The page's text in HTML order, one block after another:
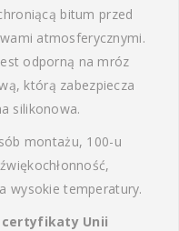
bitum przed
atmosferycznymi.
odporną na mróz
którą zabezpiecza
silikonowa.
montażu, 100-u
wysokie temperatury.
certyfikaty Unii